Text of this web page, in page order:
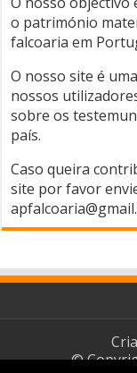
o património
falcoaria em
O nosso site é
nossos
sobre os
país.
Caso queira
site por favor
©